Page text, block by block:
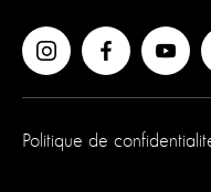
Politique de